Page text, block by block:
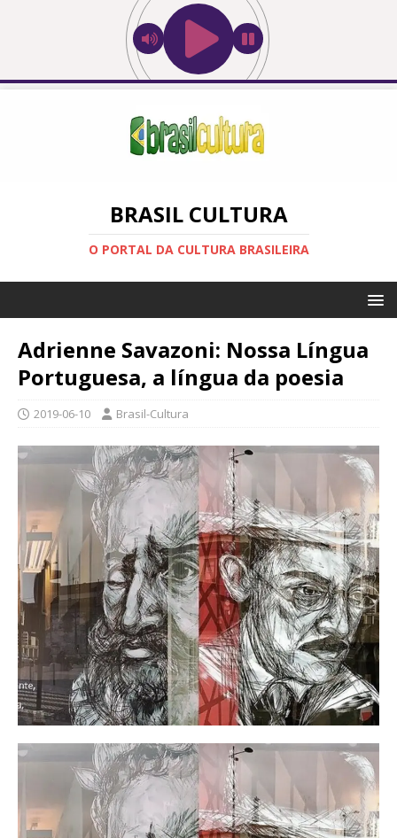
BRASIL CULTURA
O PORTAL DA CULTURA BRASILEIRA
Adrienne Savazoni: Nossa Língua
Portuguesa, a língua da poesia
2019-06-10 Brasil-Cultura